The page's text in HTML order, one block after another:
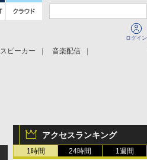
ログイン
スピーカー
音楽配信
アクセスランキング
1時間 24時間 1週間